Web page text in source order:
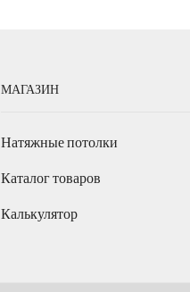
МАГАЗИН
Натяжные потолки
Каталог товаров
Калькулятор